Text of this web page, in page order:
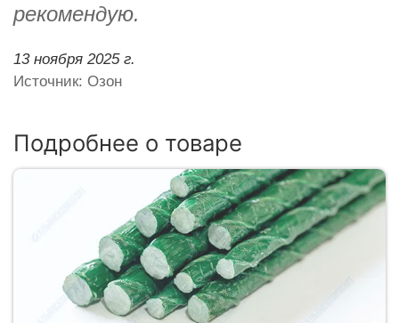
рекомендую.
13 ноября 2025 г.
Источник: Озон
Подробнее о товаре